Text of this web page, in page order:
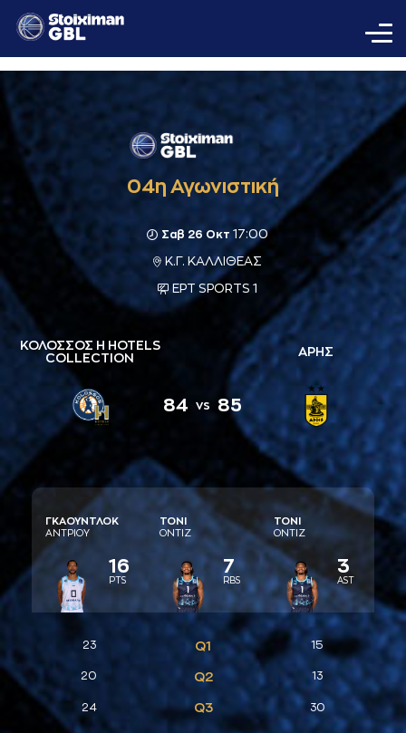
04η Αγωνιστική
Σαβ 26 Οκτ17:00
Κ.Γ. ΚΑΛΛΙΘΕΑΣ
ΕΡΤ SPORTS 1
ΚΟΛΟΣΣΟΣ H HOTELS
COLLECTION
84 vs 85
ΑΡΗΣ
ΓΚAΟΥΝΤΛΟΚ
AΝΤΡΙΟΥ
16
PTS
ΤΟΝΙ
ΟΝΤΙΖ
7
RBS
ΤΟΝΙ
ΟΝΤΙΖ
3
AST
23 Q1 15
20 Q2 13
24 Q3 30